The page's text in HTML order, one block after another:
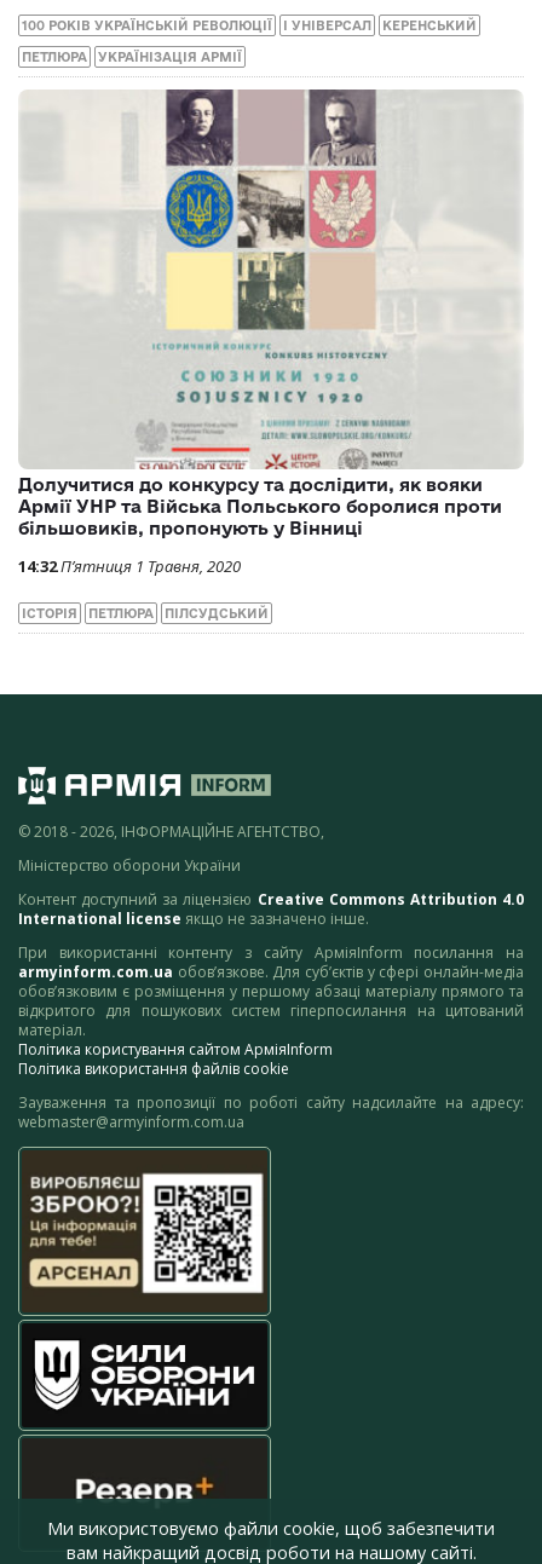
100 РОКІВ УКРАЇНСЬКІЙ РЕВОЛЮЦІЇ I УНІВЕРСАЛ КЕРЕНСЬКИЙ
ПЕТЛЮРА УКРАЇНІЗАЦІЯ АРМІЇ
Долучитися до конкурсу та дослідити, як вояки
Армії УНР та Війська Польського боролися проти
більшовиків, пропонують у Вінниці
14:32П’ятниця 1 Травня, 2020
ІСТОРІЯ ПЕТЛЮРА ПІЛСУДСЬКИЙ
© 2018 - 2026, ІНФОРМАЦІЙНЕ АГЕНТСТВО,
Міністерство оборони України
Контент доступний за ліцензією Creative Commons Attribution 4.0
International license якщо не зазначено інше.
При використанні контенту з сайту АрміяInform посилання на
armyinform.com.ua обов’язкове. Для суб’єктів у сфері онлайн-медіа
обов’язковим є розміщення у першому абзаці матеріалу прямого та
відкритого для пошукових систем гіперпосилання на цитований
матеріал.
Політика користування сайтом АрміяInform
Політика використання файлів cookie
Зауваження та пропозиції по роботі сайту надсилайте на адресу:
webmaster@armyinform.com.ua
Ми використовуємо файли cookie, щоб забезпечити
вам найкращий досвід роботи на нашому сайті.